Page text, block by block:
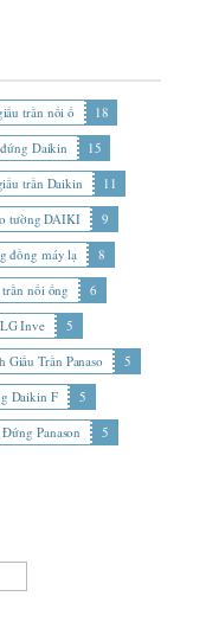
trần nối ố
18
Daikin
15
trần Daikin
11
tường DAIKI
9
đồng máy lạ
8
nối ống
6
Inve
5
Giấu Trần Panaso
5
Daikin F
5
Panason 5